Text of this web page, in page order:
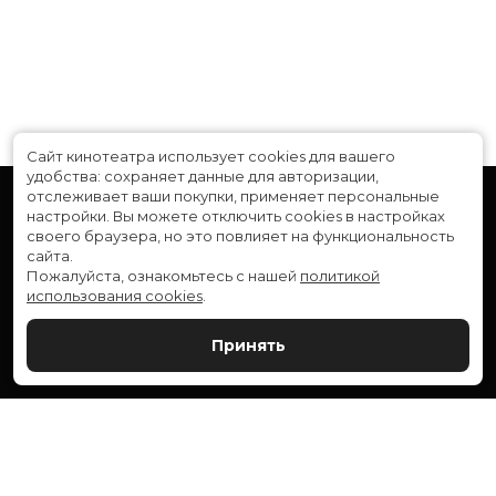
Расписание
Скоро в кино
Служба поддержки
Сайт кинотеатра использует cookies для вашего
удобства: сохраняет данные для авторизации,
отслеживает ваши покупки, применяет персональные
настройки. Вы можете отключить cookies в настройках
своего браузера, но это повлияет на функциональность
сайта.
Пожалуйста, ознакомьтесь с нашей политикой
использования cookies
Принять